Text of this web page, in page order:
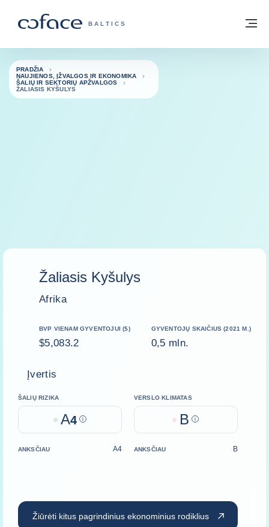
„COFACE“ FOR TRADE - GRUPĖS
BALTICS
Grįžti į pradžią
PRADŽIA
NAUJIENOS, ĮŽVALGOS IR EKONOMIKA
ŠALIŲ IR SEKTORIŲ APŽVALGOS
ŽALIASIS KYŠULYS
Žaliasis Kyšulys
Afrika
BVP VIENAM GYVENTOJUI ($)
$5,083.2
GYVENTOJŲ SKAIČIUS (2021 M.)
0,5 mln.
Įvertis
ŠALIŲ RIZIKA
A4 Help
VERSLO KLIMATAS
B Help
ANKSČIAU A4 ANKSČIAU B
Žiūrėti kitus pagrindinius ekonominius rodiklius